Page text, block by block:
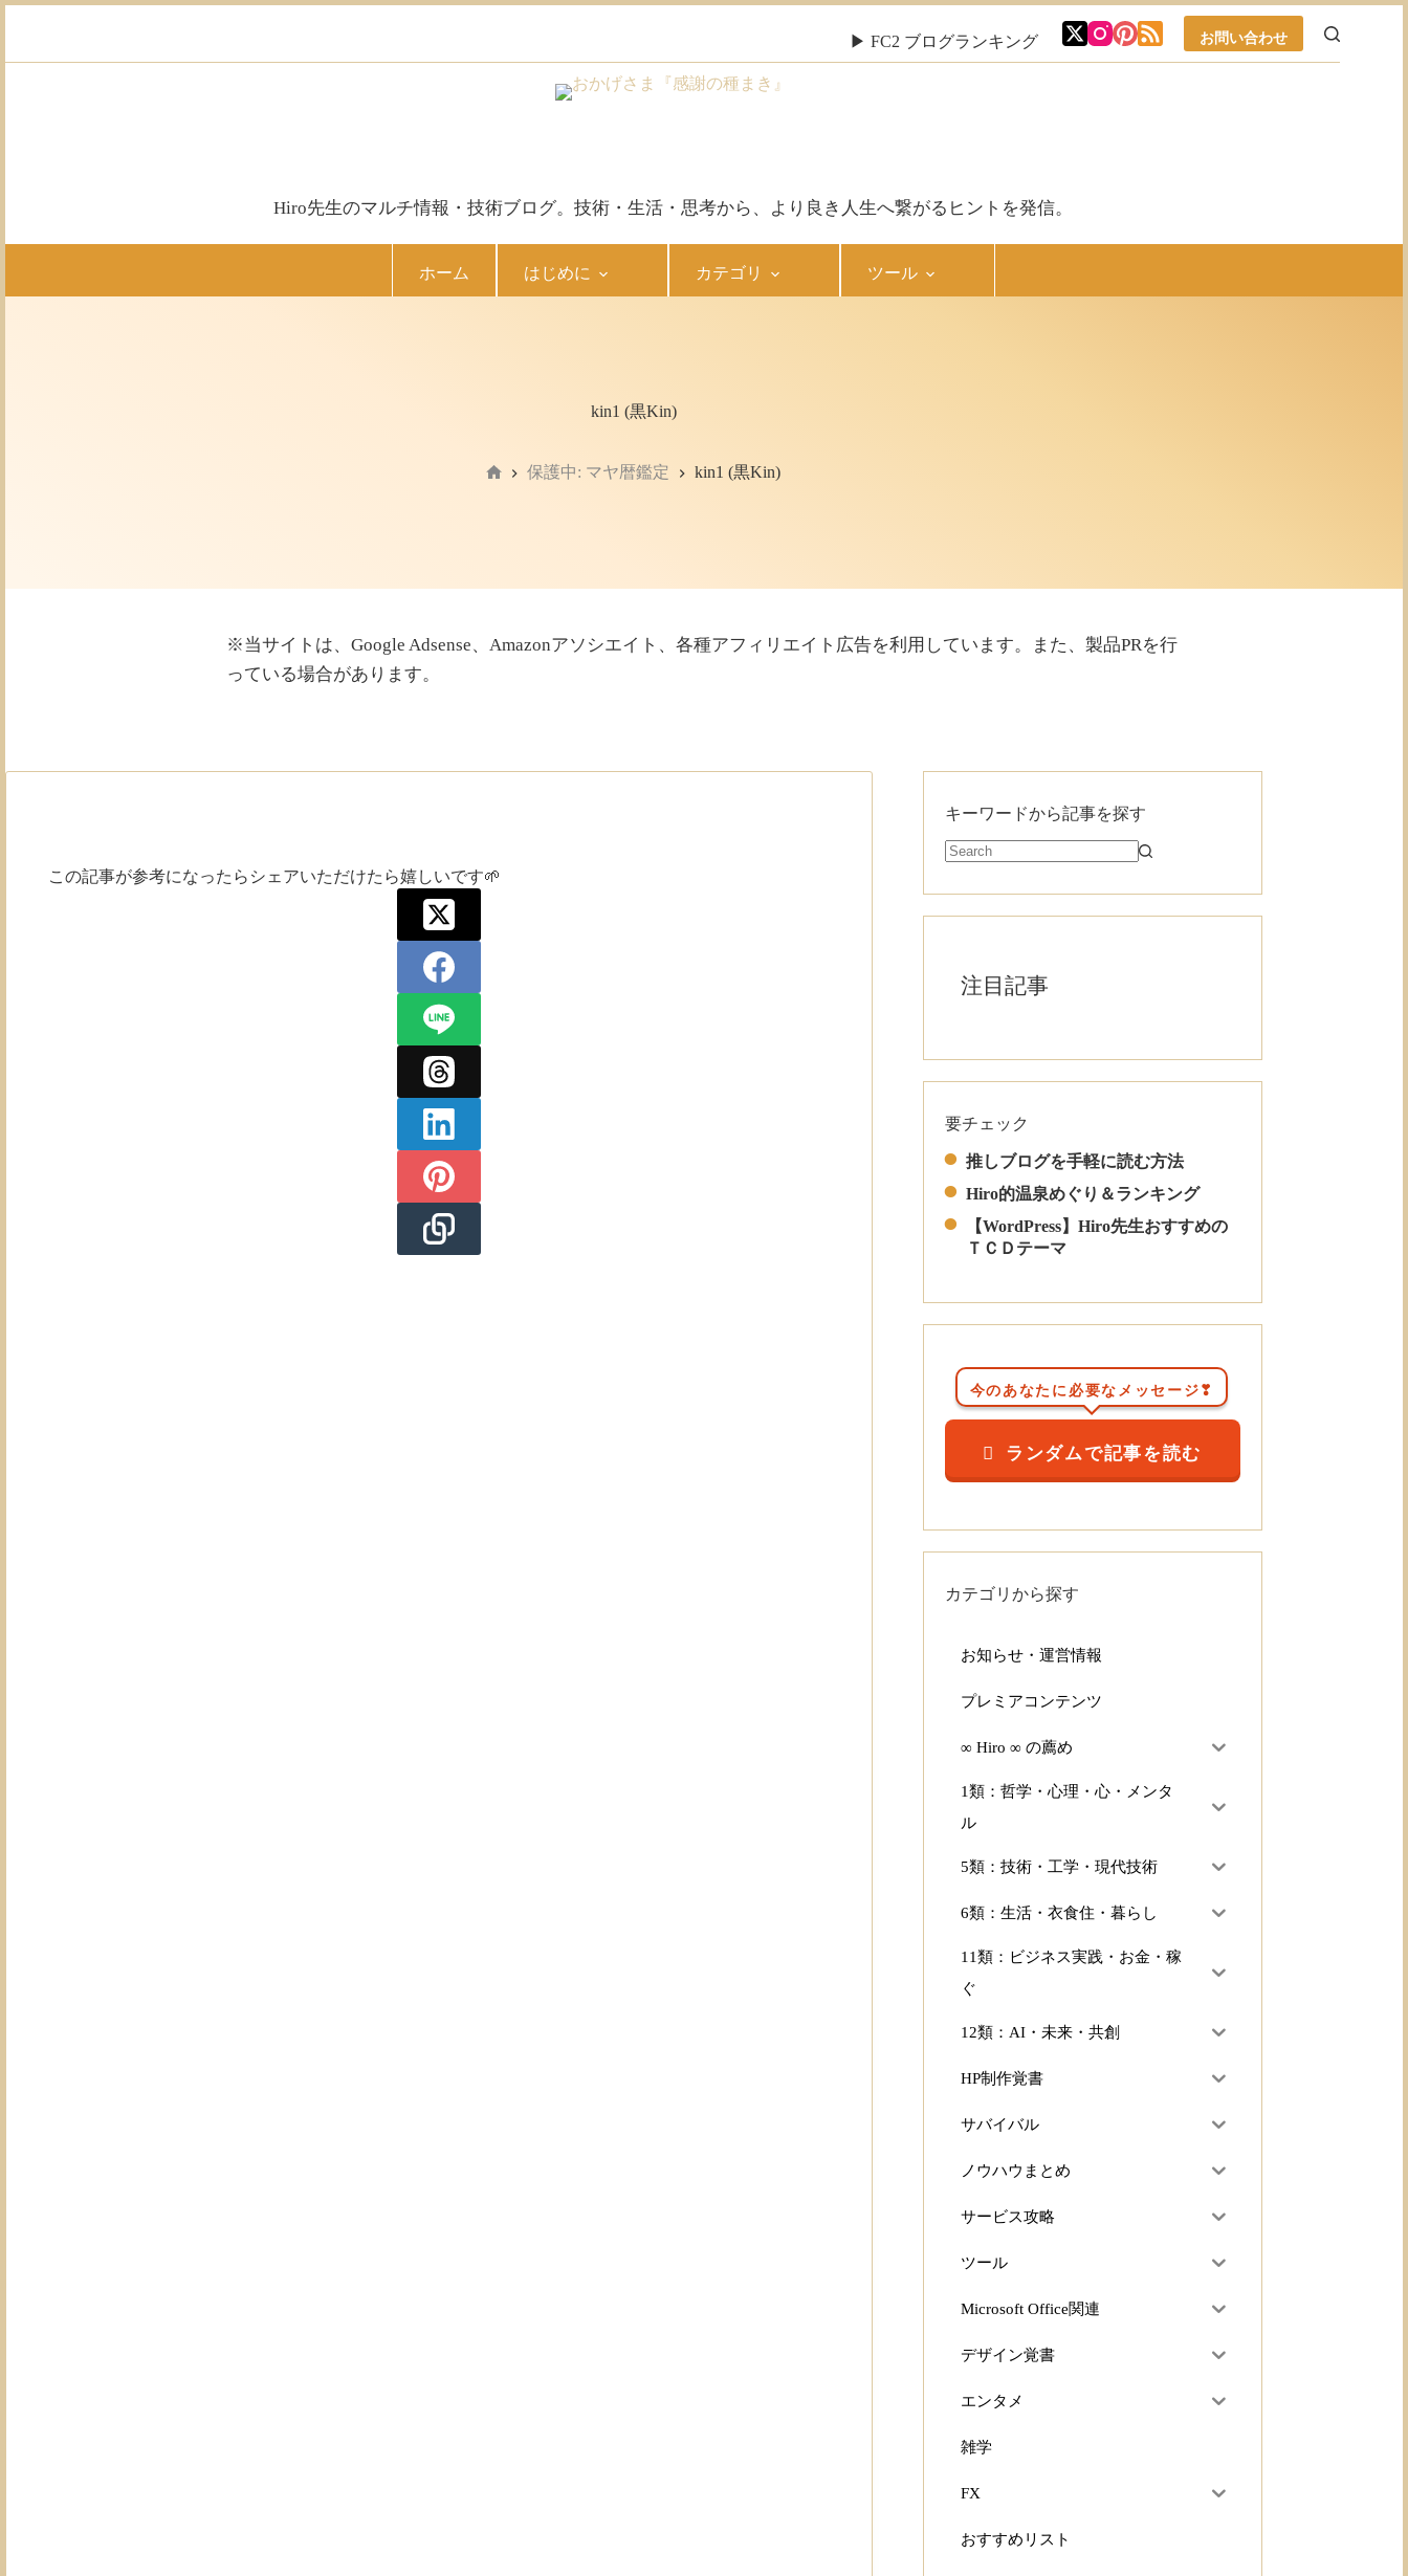
テ
▶ FC2 ブログランキング お問い合わせ
Hiro先生のマルチ情報・技術ブログ。技術・生活・思考から、より良き人生へ繋がるヒントを発信。
ホーム はじめに カテゴリ ツール
kin1 (黒Kin)
保護中: マヤ暦鑑定 kin1 (黒Kin)
※当サイトは、Google Adsense、Amazonアソシエイト、各種アフィリエイト広告を利用しています。また、製品PRを行
っている場合があります。
この記事が参考になったらシェアいただけたら嬉しいです🌱
キーワードから記事を探す
注目記事
要チェック
推しブログを手軽に読む方法
Hiro的温泉めぐり＆ランキング
【WordPress】Hiro先生おすすめの
ＴＣＤテーマ
今のあなたに必要なメッセージ❣
ランダムで記事を読む
カテゴリから探す
お知らせ・運営情報
プレミアコンテンツ
∞ Hiro ∞ の薦め
1類：哲学・心理・心・メンタ
ル
5類：技術・工学・現代技術
6類：生活・衣食住・暮らし
11類：ビジネス実践・お金・稼
ぐ
12類：AI・未来・共創
HP制作覚書
サバイバル
ノウハウまとめ
サービス攻略
ツール
Microsoft Office関連
デザイン覚書
エンタメ
雑学
FX
おすすめリスト